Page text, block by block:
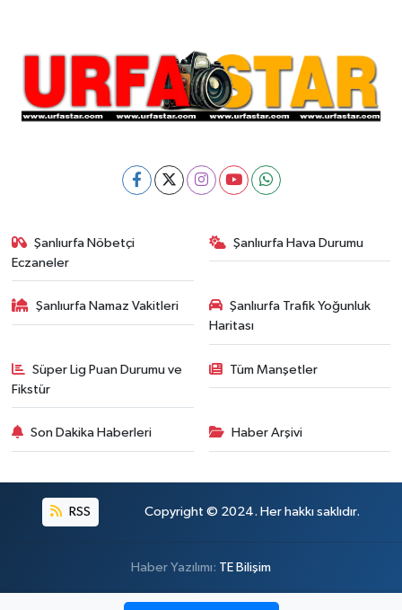
Şanlıurfa Nöbetçi
Eczaneler
Şanlıurfa Hava Durumu
Şanlıurfa Namaz Vakitleri
Şanlıurfa Trafik Yoğunluk
Haritası
Süper Lig Puan Durumu ve
Fikstür
Tüm Manşetler
Son Dakika Haberleri Haber Arşivi
RSS Copyright © 2024. Her hakkı saklıdır.
Haber Yazılımı: TE Bilişim